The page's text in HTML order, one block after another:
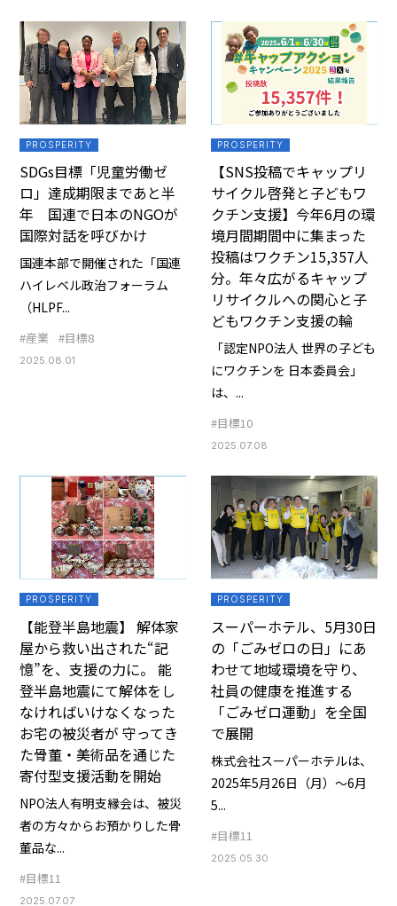
PROSPERITY
SDGs目標「児童労働ゼ
ロ」達成期限まであと半
年 国連で日本のNGOが
国際対話を呼びかけ
国連本部で開催された「国連
ハイレベル政治フォーラム
（HLPF...
#産業 #目標8
2025.08.01
PROSPERITY
【SNS投稿でキャップリ
サイクル啓発と子どもワ
クチン支援】今年6月の環
境月間期間中に集まった
投稿はワクチン15,357人
分。年々広がるキャップ
リサイクルへの関心と子
どもワクチン支援の輪
「認定NPO法人 世界の子ども
にワクチンを 日本委員会」
は、...
#目標10
2025.07.08
PROSPERITY
【能登半島地震】 解体家
屋から救い出された“記
憶”を、支援の力に。 能
登半島地震にて解体をし
なければいけなくなった
お宅の被災者が 守ってき
た骨董・美術品を通じた
寄付型支援活動を開始
NPO法人有明支縁会は、被災
者の方々からお預かりした骨
董品な...
#目標11
2025.07.07
PROSPERITY
スーパーホテル、5月30日
の「ごみゼロの日」にあ
わせて地域環境を守り、
社員の健康を推進する
「ごみゼロ運動」を全国
で展開
株式会社スーパーホテルは、
2025年5月26日（月）～6月
5...
#目標11
2025.05.30